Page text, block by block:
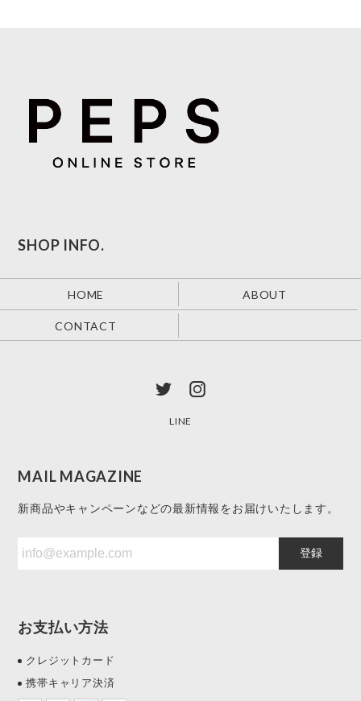
SHOP INFO.
HOME ABOUT
CONTACT
LINE
MAIL MAGAZINE
新商品やキャンペーンなどの最新情報をお届けいたします。
登録
お支払い方法
クレジットカード
携帯キャリア決済